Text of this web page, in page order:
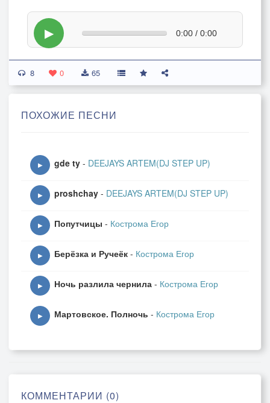
▶ 0:00 / 0:00
8 0 65
ПОХОЖИЕ ПЕСНИ
▶ gde ty - DEEJAYS ARTEM(DJ STEP UP)
▶ proshchay - DEEJAYS ARTEM(DJ STEP UP)
▶ Попутчицы - Кострома Егор
▶ Берёзка и Ручеёк - Кострома Егор
▶ Ночь разлила чернила - Кострома Егор
▶ Мартовское. Полночь - Кострома Егор
КОММЕНТАРИИ (0)